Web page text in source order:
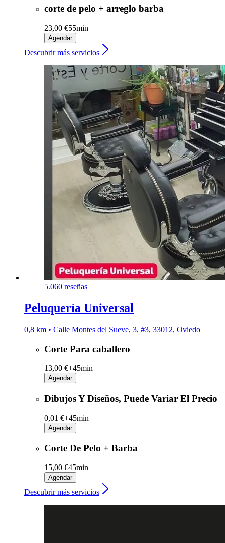
corte de pelo + arreglo barba
23,00 €55min
Agendar
Descubrir más servicios
5.060 reseñas
Peluquería Universal
0,8 km • Calle Montes del Sueve, 3, #3, 33012, Oviedo
Corte Para caballero
13,00 €+45min
Agendar
Dibujos Y Diseños, Puede Variar El Precio
0,01 €+45min
Agendar
Corte De Pelo + Barba
15,00 €45min
Agendar
Descubrir más servicios